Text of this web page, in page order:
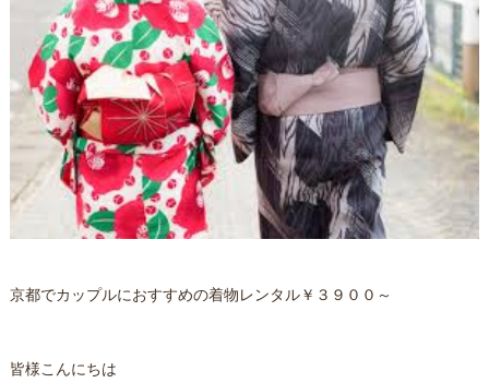
京都でカップルにおすすめの着物レンタル￥３９００～
皆様こんにちは